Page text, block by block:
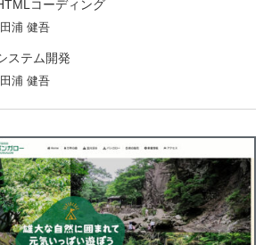
コーディング
田浦 健吾
ステム開発
田浦 健吾